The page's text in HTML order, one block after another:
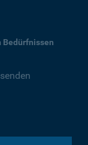
Bedürfnissen